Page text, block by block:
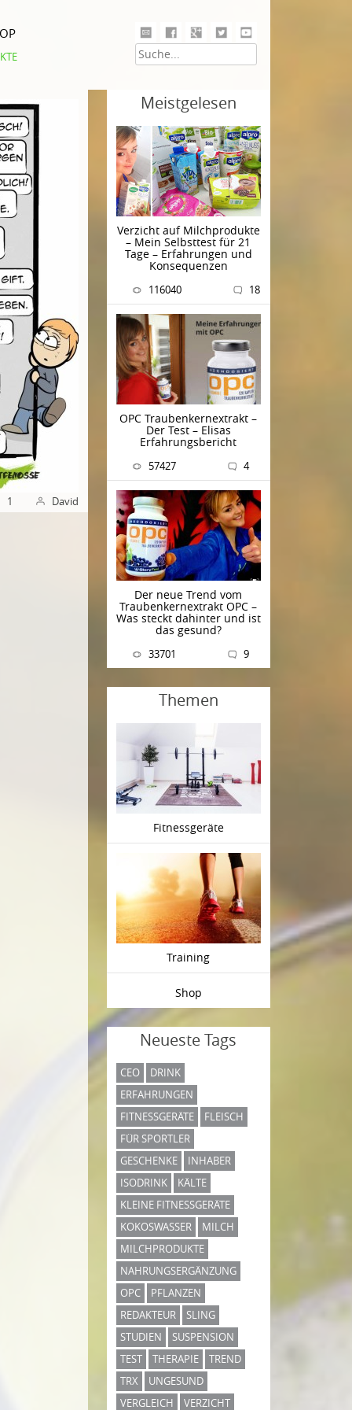
1 David
Meistgelesen
Verzicht auf Milchprodukte
– Mein Selbsttest für 21
Tage – Erfahrungen und
Konsequenzen
116040 18
OPC Traubenkernextrakt –
Der Test – Elisas
Erfahrungsbericht
57427 4
Der neue Trend vom
Traubenkernextrakt OPC –
Was steckt dahinter und ist
das gesund?
33701 9
Themen
Fitnessgeräte
Training
Shop
Neueste Tags
CEO
DRINK
ERFAHRUNGEN
FITNESSGERÄTE
FLEISCH
FÜR SPORTLER
GESCHENKE
INHABER
ISODRINK
KÄLTE
KLEINE FITNESSGERÄTE
KOKOSWASSER
MILCH
MILCHPRODUKTE
NAHRUNGSERGÄNZUNG
OPC
PFLANZEN
REDAKTEUR
SLING
STUDIEN
SUSPENSION
TEST
THERAPIE
TREND
TRX
UNGESUND
VERGLEICH
VERZICHT